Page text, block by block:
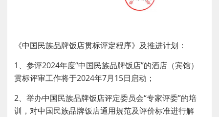
《中国民族品牌饭店贯标评定程序》及推进计划：
1、参评2024年度“中国民族品牌饭店”的酒店（宾馆）
贯标评审工作将于2024年7月15日启动；
2、举办中国民族品牌饭店评定委员会“专家评委”的培
训，对中国民族品牌饭店通用規范及评价标准进行解